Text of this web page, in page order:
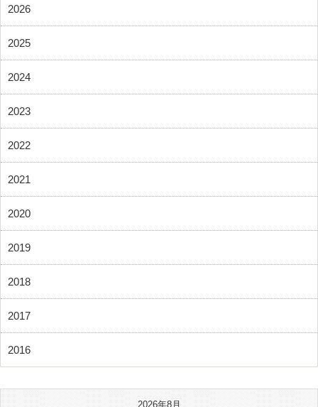
2026
2025
2024
2023
2022
2021
2020
2019
2018
2017
2016
2026年8月